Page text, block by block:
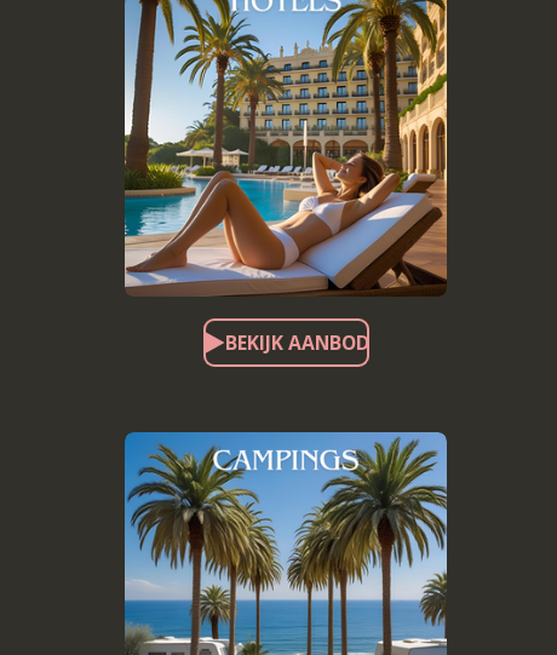
BEKIJK AANBOD